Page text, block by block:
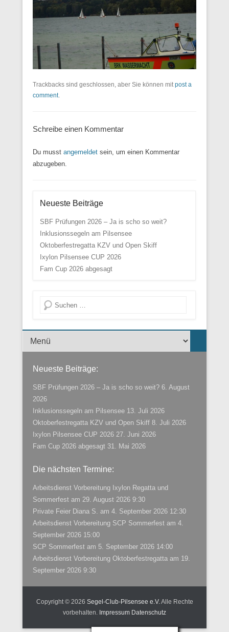
Trackbacks sind geschlossen, aber Sie können mitpost a
comment.
Schreibe einen Kommentar
Du musst angemeldet sein, um einen Kommentar
abzugeben.
Neueste Beiträge
SBF Prüfungen 2026 – Ja is scho so weit?
Inklusionssegeln am Pilsensee
Oktoberfestregatta KZV und Open Skiff
Ixylon Pilsensee CUP 2026
Fam Cup 2026 abgesagt
Suche
Menü der Fußzeile
Neueste Beiträge:
SBF Prüfungen 2026 – Ja is scho so weit? 6. August
2026
Inklusionssegeln am Pilsensee 13. Juli 2026
Oktoberfestregatta KZV und Open Skiff 8. Juli 2026
Ixylon Pilsensee CUP 2026 27. Juni 2026
Fam Cup 2026 abgesagt 31. Mai 2026
Die nächsten Termine:
Arbeitsdienst Vorbereitung Ixylon Regatta und
Sommerfest am 29. August 2026 9:30
Private Feier Diana S. am 4. September 2026 12:30
Arbeitsdienst Vorbereitung SCP Sommerfest am 4.
September 2026 15:00
SCP Sommerfest am 5. September 2026 14:00
Arbeitsdienst Vorbereitung Oktoberfestregatta am 19.
September 2026 9:30
Copyright © 2026 Segel-Club-Pilsensee e.V.Alle Rechte
vorbehalten. Impressum Datenschutz